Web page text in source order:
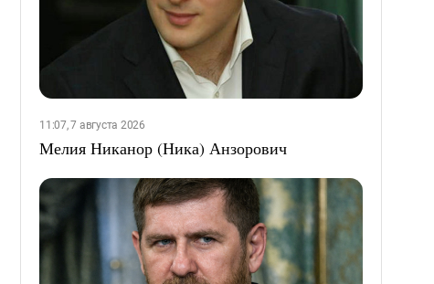
11:07, 7 августа 2026
Мелия Никанор (Ника) Анзорович